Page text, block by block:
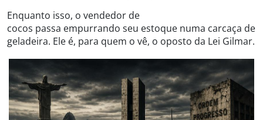
Enquanto isso, o vendedor de
cocos passa empurrando seu estoque numa carcaça de
geladeira. Ele é, para quem o vê, o oposto da Lei Gilmar.